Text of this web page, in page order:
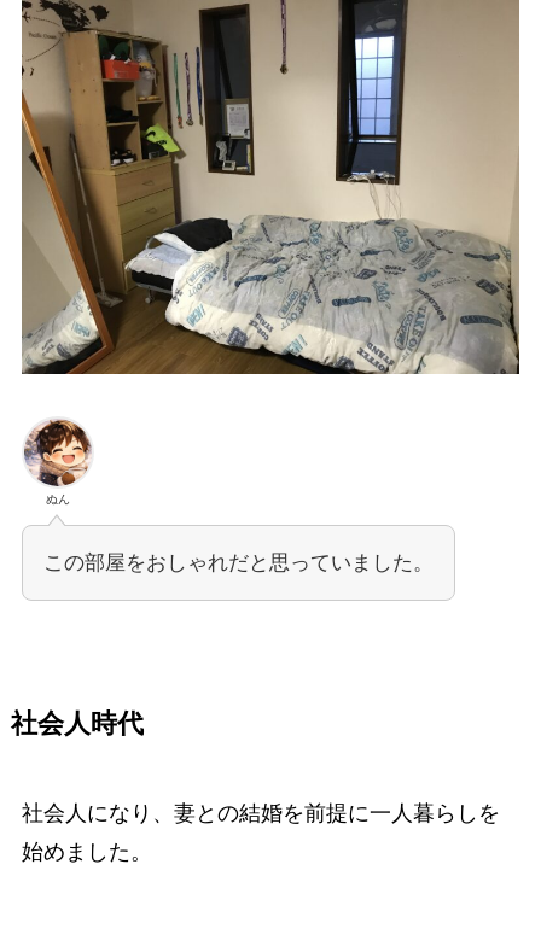
ぬん
この部屋をおしゃれだと思っていました。
社会人時代
社会人になり、妻との結婚を前提に一人暮らしを
始めました。